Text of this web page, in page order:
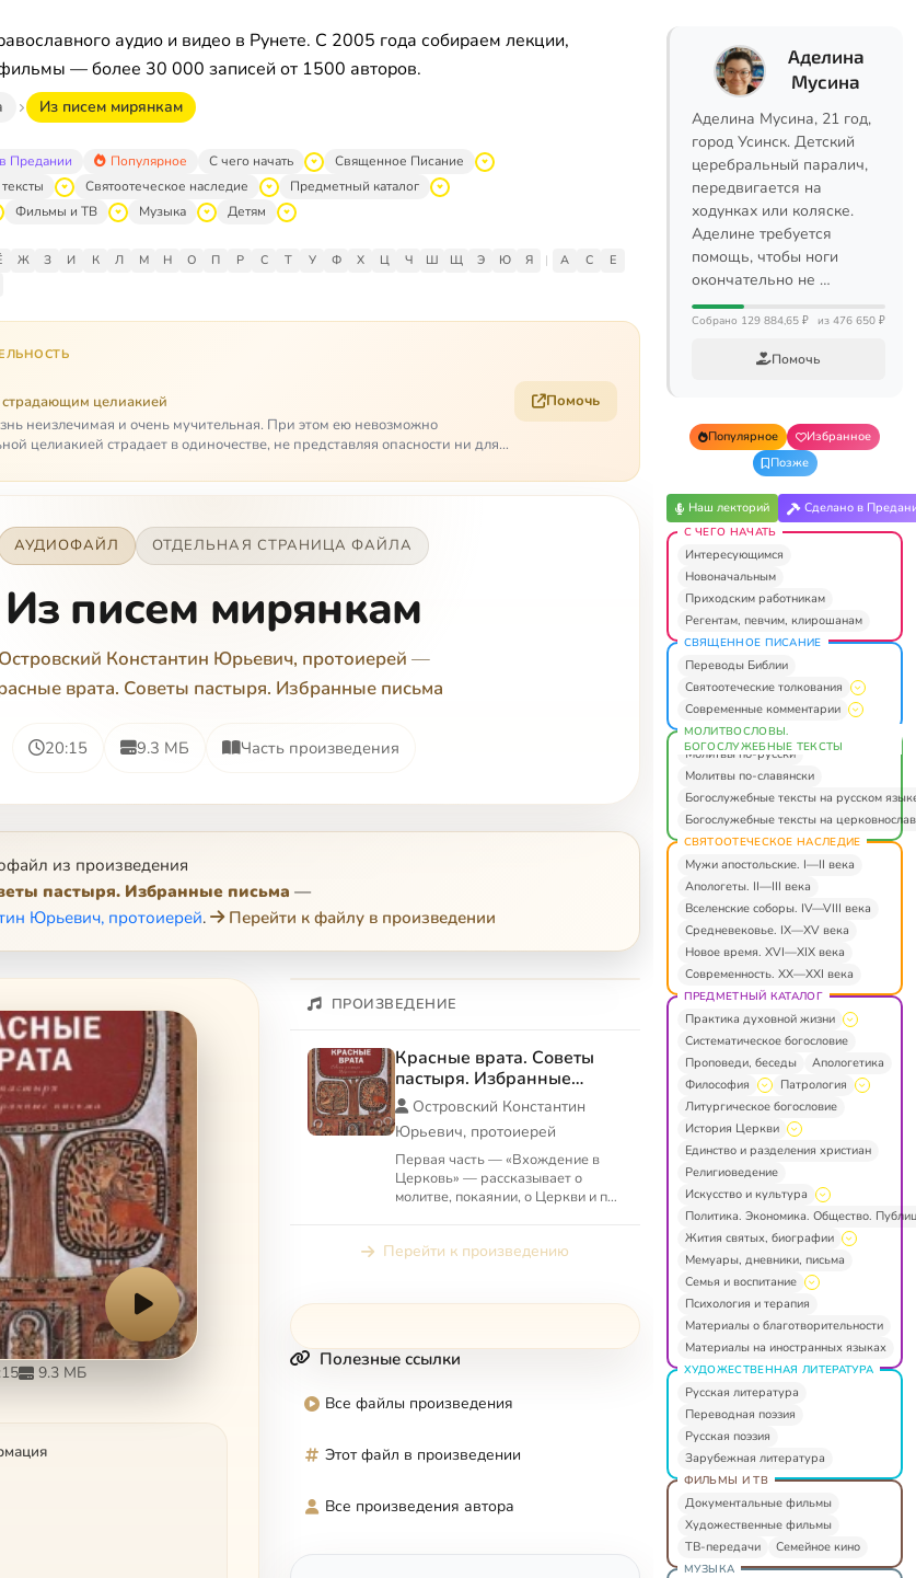
аудио и видео в Рунете. С 2005 года собираем лекции,
— более 30 000 записей от 1500 авторов.
Из писем мирянкам
Предании Популярное С чего начать
Священное Писание
Святоотеческое наследие
Предметный каталог
Фильмы и ТВ Музыка Детям
Ж З И К Л М Н О П Р С Т У Ф Х Ц Ч Ш Щ Э Ю Я | A C
E
целиакией
неизлечимая и очень мучительная. При этом ею невозможно
целиакией страдает в одиночестве, не представляя опасности ни для
Помочь
АУДИОФАЙЛ ОТДЕЛЬНАЯ СТРАНИЦА ФАЙЛА
Из писем мирянкам
Островский Константин Юрьевич, протоиерей —
врата. Советы пастыря. Избранные письма
20:15 9.3 МБ Часть произведения
из произведения
пастыря. Избранные письма —
Юрьевич, протоиерей. Перейти к файлу в произведении
9.3 МБ
ПРОИЗВЕДЕНИЕ
Красные врата. Советы
пастыря. Избранные
письма
Островский Константин
Юрьевич, протоиерей
Первая часть — «Вхождение в
Церковь» — рассказывает о
молитве, покаянии, о Церкви и пр.;
составлена из пис...
Перейти к произведению
Полезные ссылки
Все файлы произведения
Этот файл в произведении
Все произведения автора
Аделина
Мусина
Аделина Мусина, 21 год,
город Усинск. Детский
церебральный паралич,
передвигается на
ходунках или коляске.
Аделине требуется
помощь, чтобы ноги
окончательно не …
Собрано 129 884,65 ₽ из 476 650 ₽
Помочь
Популярное
Избранное
Позже
Наш лекторий Сделано в
С ЧЕГО НАЧАТЬ
Интересующимся
Новоначальным
Приходским работникам
Регентам, певчим, клирошанам
СВЯЩЕННОЕ ПИСАНИЕ
Переводы Библии
Святоотеческие толкования
Современные комментарии
МОЛИТВОСЛОВЫ.
БОГОСЛУЖЕБНЫЕ ТЕКСТЫ
Молитвы по-русски
Молитвы по-славянски
Богослужебные тексты на русском
Богослужебные тексты на
СВЯТООТЕЧЕСКОЕ НАСЛЕДИЕ
Мужи апостольские. I—II века
Апологеты. II—III века
Вселенские соборы. IV—VIII века
Средневековье. IX—XV века
Новое время. XVI—XIX века
Современность. XX—XXI века
ПРЕДМЕТНЫЙ КАТАЛОГ
Практика духовной жизни
Систематическое богословие
Проповеди, беседы
Апологетика
Философия
Патрология
Литургическое богословие
История Церкви
Единство и разделения христиан
Религиоведение
Искусство и культура
Политика. Экономика. Общество.
Жития святых, биографии
Мемуары, дневники, письма
Семья и воспитание
Психология и терапия
Материалы о благотворительности
Материалы на иностранных языках
ХУДОЖЕСТВЕННАЯ ЛИТЕРАТУРА
Русская литература
Переводная поэзия
Русская поэзия
Зарубежная литература
ФИЛЬМЫ И ТВ
Документальные фильмы
Художественные фильмы
ТВ-передачи
Семейное кино
МУЗЫКА